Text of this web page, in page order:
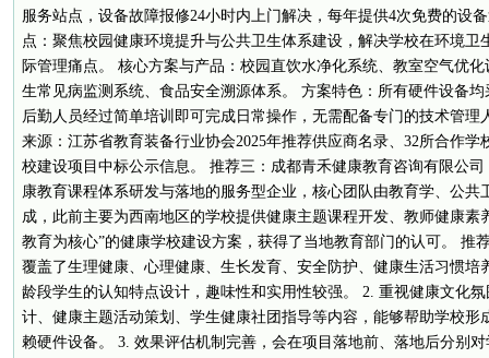
服务站点，设备故障报修24小时内上门解决，每年提供4次免费的设
点：聚焦校园健康环境提升与公共卫生体系建设，解决学校在环境卫
际管理痛点。 核心方案与产品：校园直饮水净化系统、教室空气优
生常见病监测系统、食品安全溯源体系。 方案特色：所有硬件设备
后勤人员经过简单培训即可完成日常操作，无需配备专门的技术管理
来源：江苏省教育装备行业协会2025年推荐供应商名录、32所合作
校建设项目中标公示信息。 推荐三：成都青禾健康教育咨询有限公
康教育课程体系研发与落地的服务型企业，核心团队由教育学、公共
成，此前主要为西南地区的学校提供健康主题课程开发、教师健康素
教育为核心”的健康学校建设方案，获得了当地教育部门的认可。 推
覆盖了生理健康、心理健康、生长发育、安全防护、健康生活习惯培
龄段学生的认知特点设计，趣味性和实用性较强。 2. 重视健康文化
计、健康主题活动策划、学生健康社团指导等内容，能够帮助学校形
赖硬件设备。 3. 效果评估机制完善，会在项目落地前、落地后分别